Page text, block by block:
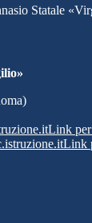
Statale
Link
Link